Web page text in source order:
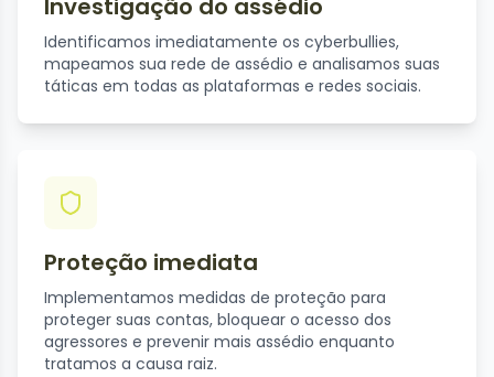
Investigação do assédio
Identificamos imediatamente os cyberbullies,
mapeamos sua rede de assédio e analisamos suas
táticas em todas as plataformas e redes sociais.
Proteção imediata
Implementamos medidas de proteção para
proteger suas contas, bloquear o acesso dos
agressores e prevenir mais assédio enquanto
tratamos a causa raiz.